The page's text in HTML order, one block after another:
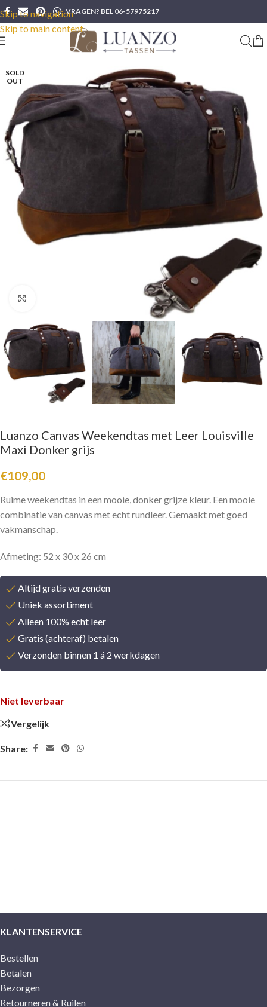
Skip to navigation
Skip to main content
VRAGEN? BEL 06-57975217
SOLD
OUT
Luanzo Canvas Weekendtas met Leer Louisville
Maxi Donker grijs
€109,00
Ruime weekendtas in een mooie, donker grijze kleur. Een mooie
combinatie van canvas met echt rundleer. Gemaakt met goed
vakmanschap.
Afmeting: 52 x 30 x 26 cm
Altijd gratis verzenden
Uniek assortiment
Alleen 100% echt leer
Gratis (achteraf) betalen
Verzonden binnen 1 á 2 werkdagen
Niet leverbaar
Vergelijk
Share:
KLANTENSERVICE
Bestellen
Betalen
Bezorgen
Retourneren & Ruilen